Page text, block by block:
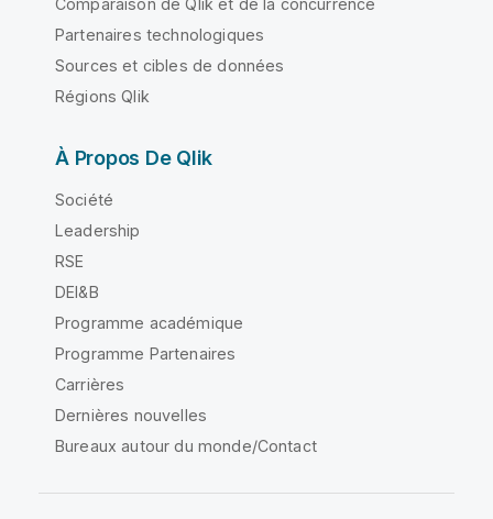
Comparaison de Qlik et de la concurrence
Partenaires technologiques
Sources et cibles de données
Régions Qlik
À Propos De Qlik
Société
Leadership
RSE
DEI&B
Programme académique
Programme Partenaires
Carrières
Dernières nouvelles
Bureaux autour du monde/Contact